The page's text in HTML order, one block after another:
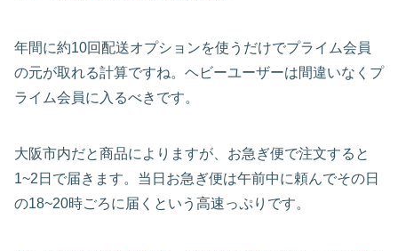
年間に約10回配送オプションを使うだけでプライム会員
の元が取れる計算ですね。ヘビーユーザーは間違いなくプ
ライム会員に入るべきです。
大阪市内だと商品によりますが、お急ぎ便で注文すると
1~2日で届きます。当日お急ぎ便は午前中に頼んでその日
の18~20時ごろに届くという高速っぷりです。